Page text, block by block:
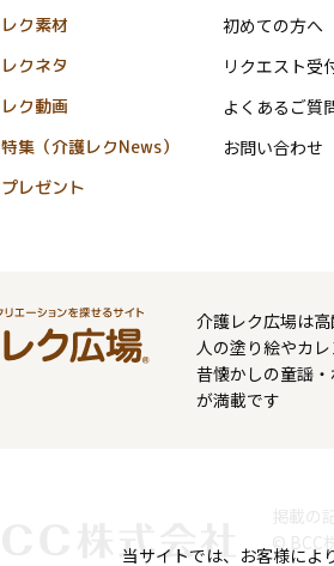
レク素材
レクネタ
レク動画
特集（介護レクNews）
プレゼント
初めての方へ
リクエスト受
よくあるご質
お問い合わせ
介護レク広場は
人の塗り絵やカ
昔懐かしの童謡
が満載です
当サイトでは、お客様によ